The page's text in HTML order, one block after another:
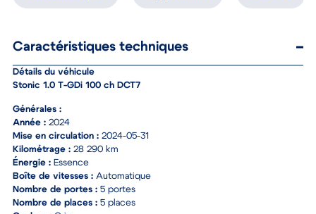
Caractéristiques techniques
Détails du véhicule
Stonic 1.0 T-GDi 100 ch DCT7
Générales :
Année : 2024
Mise en circulation : 2024-05-31
Kilométrage : 28 290 km
Énergie : Essence
Boîte de vitesses : Automatique
Nombre de portes : 5 portes
Nombre de places : 5 places